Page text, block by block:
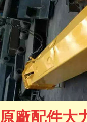
原廠配件大